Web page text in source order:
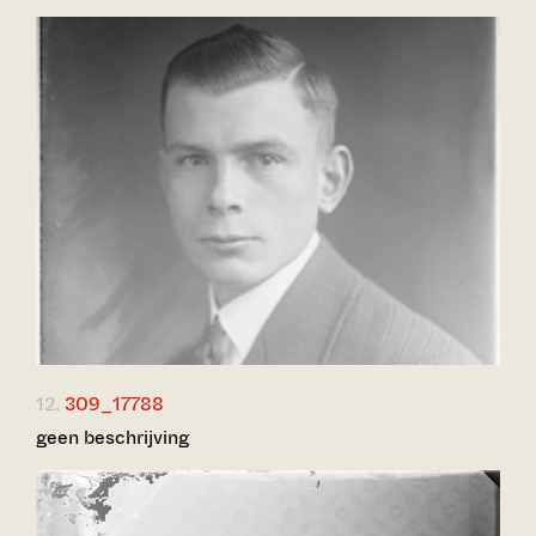
12. 309_17788
geen beschrijving